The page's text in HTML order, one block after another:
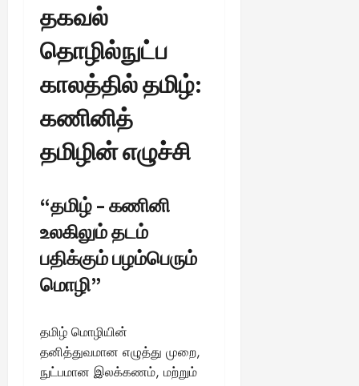
தகவல்
தொழில்நுட்ப
காலத்தில் தமிழ்:
கணினித்
தமிழின் எழுச்சி
“தமிழ் – கணினி
உலகிலும் தடம்
பதிக்கும் பழம்பெரும்
மொழி”
தமிழ் மொழியின்
தனித்துவமான எழுத்து முறை,
நுட்பமான இலக்கணம், மற்றும்